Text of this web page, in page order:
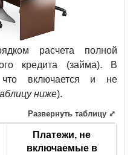
расчета полной
кредита (займа). В
что включается и не
ниже).
Платежи, не
включаемые в
Развернуть таблицу ⤢